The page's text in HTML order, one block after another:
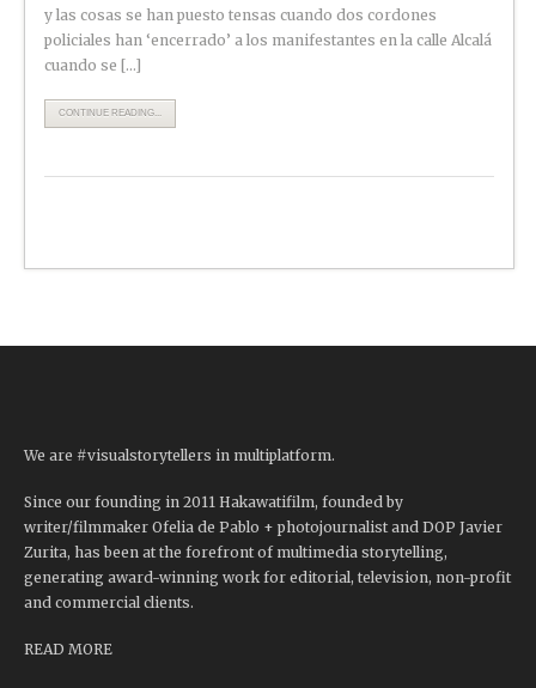
y las cosas se han puesto tensas cuando dos cordones
policiales han ‘encerrado’ a los manifestantes en la calle Alcalá
cuando se […]
CONTINUE READING...
We are #visualstorytellers in multiplatform.
Since our founding in 2011 Hakawatifilm, founded by
writer/filmmaker Ofelia de Pablo + photojournalist and DOP Javier
Zurita, has been at the forefront of multimedia storytelling,
generating award-winning work for editorial, television, non-profit
and commercial clients.
READ MORE